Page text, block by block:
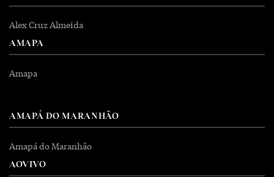
Alex Cruz Almeida
AMAPA
Amapa
AMAPÁ DO MARANHÃO
Amapá do Maranhão
AOVIVO